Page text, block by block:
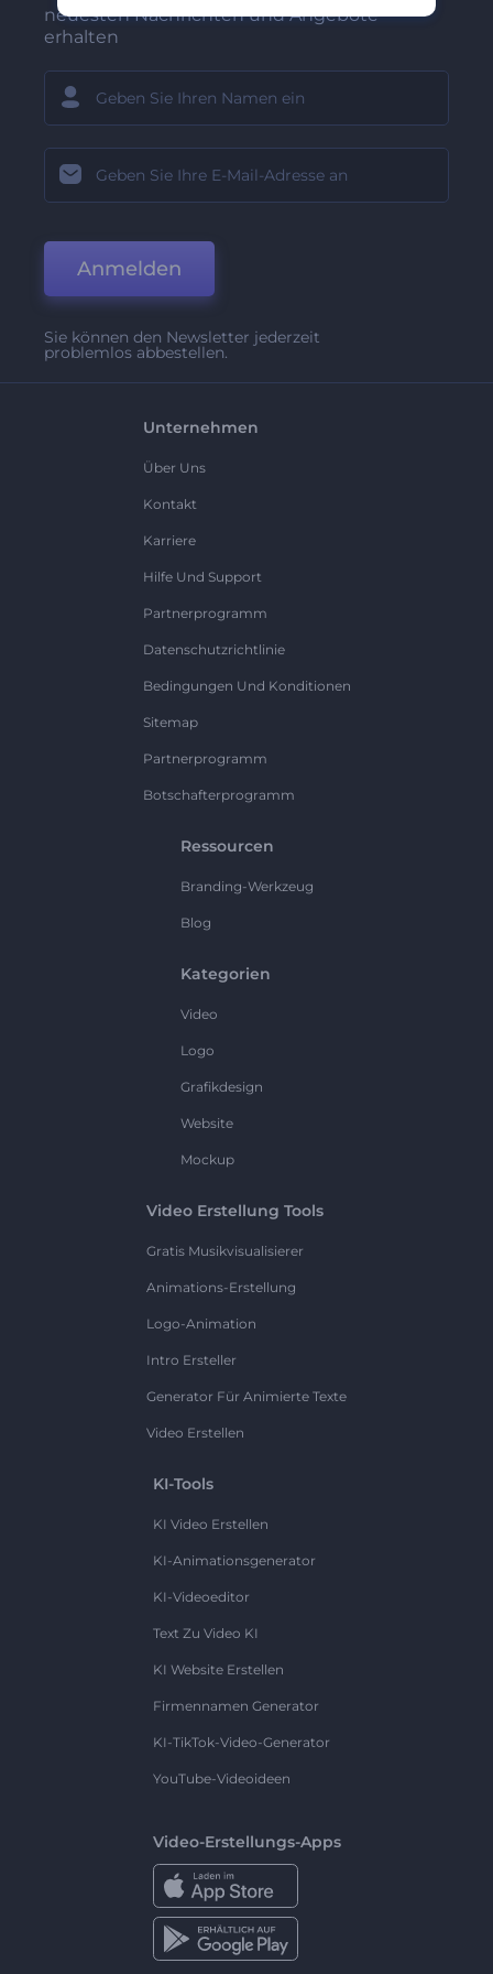
neuesten Nachrichten und Angebote
erhalten
Anmelden
Sie können den Newsletter jederzeit
problemlos abbestellen.
Unternehmen
Über Uns
Kontakt
Karriere
Hilfe Und Support
Partnerprogramm
Datenschutzrichtlinie
Bedingungen Und Konditionen
Sitemap
Partnerprogramm
Botschafterprogramm
Ressourcen
Branding-Werkzeug
Blog
Kategorien
Video
Logo
Grafikdesign
Website
Mockup
Video Erstellung Tools
Gratis Musikvisualisierer
Animations-Erstellung
Logo-Animation
Intro Ersteller
Generator Für Animierte Texte
Video Erstellen
KI-Tools
KI Video Erstellen
KI-Animationsgenerator
KI-Videoeditor
Text Zu Video KI
KI Website Erstellen
Firmennamen Generator
KI-TikTok-Video-Generator
YouTube-Videoideen
Video-Erstellungs-Apps